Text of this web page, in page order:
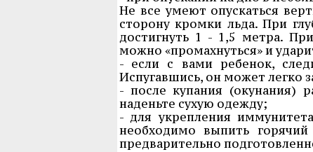
Не все умеют опускаться
сторону кромки льда. При
достигнуть 1 - 1,5 метра.
можно «промахнуться» и
- если с вами ребенок,
Испугавшись, он может легко
- после купания (окунания)
наденьте сухую одежду;
- для укрепления
необходимо выпить
предварительно